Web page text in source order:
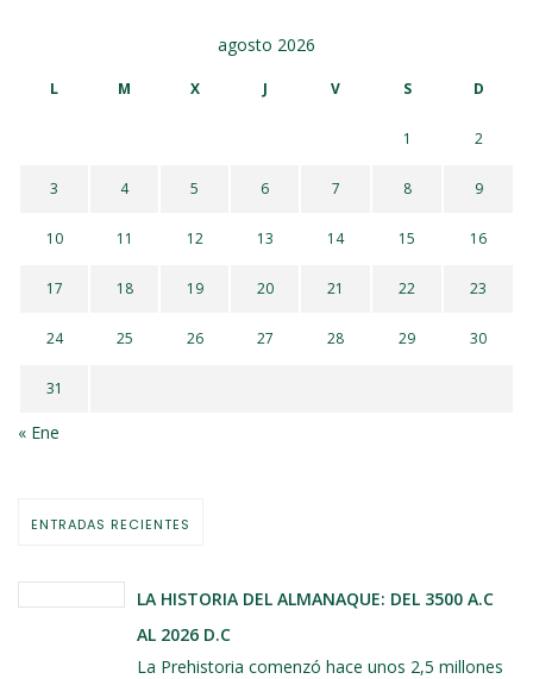
agosto 2026
L M X J V S D
1 2
3 4 5 6 7 8 9
10 11 12 13 14 15 16
17 18 19 20 21 22 23
24 25 26 27 28 29 30
31
« Ene
ENTRADAS RECIENTES
LA HISTORIA DEL ALMANAQUE: DEL 3500 A.C
AL 2026 D.C
La Prehistoria comenzó hace unos 2,5 millones